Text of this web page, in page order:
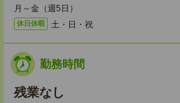
月～金（週5日）
休日休暇 土・日・祝
勤務時間
残業なし